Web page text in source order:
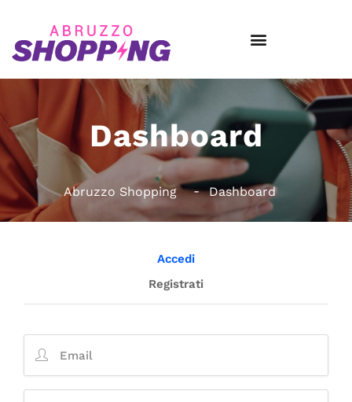
Dashboard
Abruzzo Shopping Dashboard
Accedi
Registrati